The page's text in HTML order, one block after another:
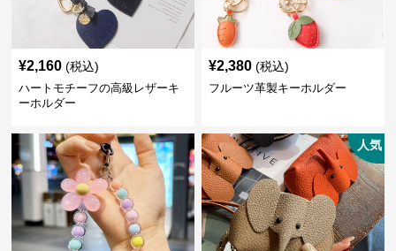
¥2,160 (税込)
ハートモチーフの高級レザーキ
ーホルダー
¥2,380 (税込)
フルーツ革製キーホルダー
人気